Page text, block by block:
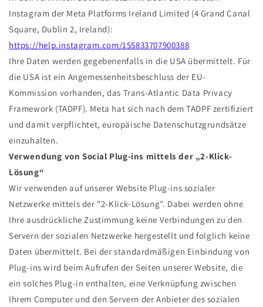
Instagram der Meta Platforms Ireland Limited (4 Grand Canal
Square, Dublin 2, Ireland):
https://help.instagram.com/155833707900388
Ihre Daten werden gegebenenfalls in die USA übermittelt. Für
die USA ist ein Angemessenheitsbeschluss der EU-
Kommission vorhanden, das Trans-Atlantic Data Privacy
Framework (TADPF). Meta hat sich nach dem TADPF zertifiziert
und damit verpflichtet, europäische Datenschutzgrundsätze
einzuhalten.
Verwendung von Social Plug-ins mittels der „2-Klick-
Lösung“
Wir verwenden auf unserer Website Plug-ins sozialer
Netzwerke mittels der "2-Klick-Lösung". Dabei werden ohne
Ihre ausdrückliche Zustimmung keine Verbindungen zu den
Servern der sozialen Netzwerke hergestellt und folglich keine
Daten übermittelt. Bei der standardmäßigen Einbindung von
Plug-ins wird beim Aufrufen der Seiten unserer Website, die
ein solches Plug-in enthalten, eine Verknüpfung zwischen
Ihrem Computer und den Servern der Anbieter des sozialen